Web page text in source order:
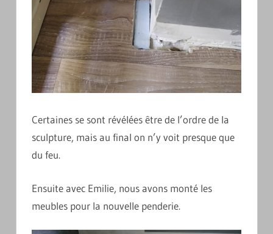
Certaines se sont révélées être de l’ordre de la
sculpture, mais au final on n’y voit presque que
du feu.
Ensuite avec Emilie, nous avons monté les
meubles pour la nouvelle penderie.